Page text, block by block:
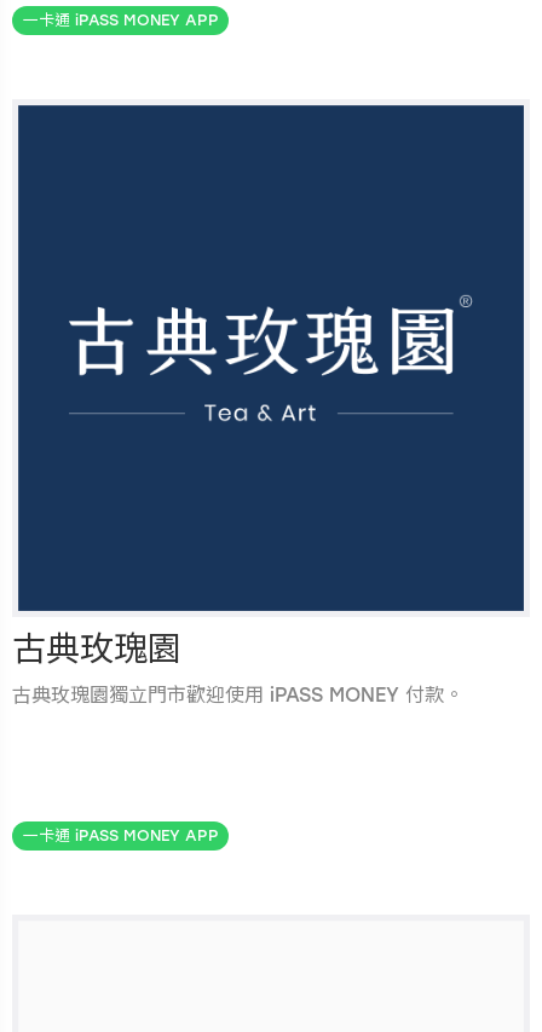
一卡通 iPASS MONEY APP
古典玫瑰園
古典玫瑰園獨立門市歡迎使用 iPASS MONEY 付款。
一卡通 iPASS MONEY APP